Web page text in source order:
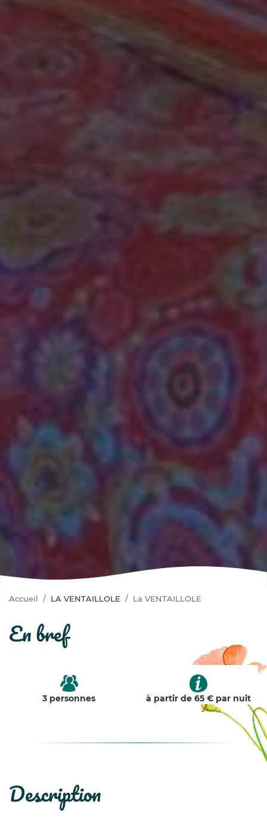
Accueil LA VENTAILLOLE La VENTAILLOLE
en bref
3 personnes à partir de 65 € par nuit
description